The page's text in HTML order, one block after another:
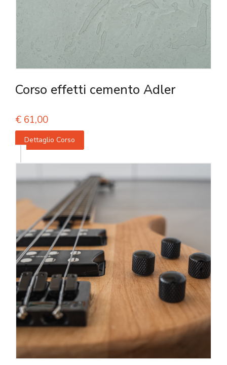
Corso effetti cemento Adler
€ 61,00
Dettaglio Corso